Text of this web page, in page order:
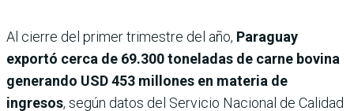
Al cierre del primer trimestre del año, Paraguay
exportó cerca de 69.300 toneladas de carne bovina
generando USD 453 millones en materia de
ingresos, según datos del Servicio Nacional de Calidad